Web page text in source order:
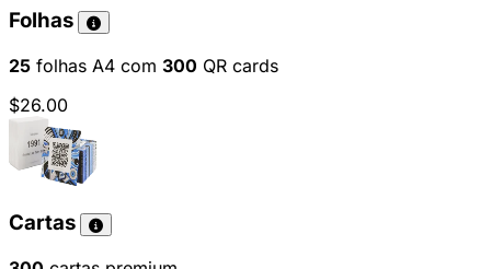
Folhas
25 folhas A4 com 300 QR cards
$26.00
Cartas